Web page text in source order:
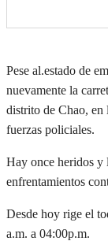
Pese al.estado de
nuevamente la
distrito de Chao, en
fuerzas policiales.
Hay once heridos y
enfrentamientos
Desde hoy rige el
a.m. a 04:00p.m.